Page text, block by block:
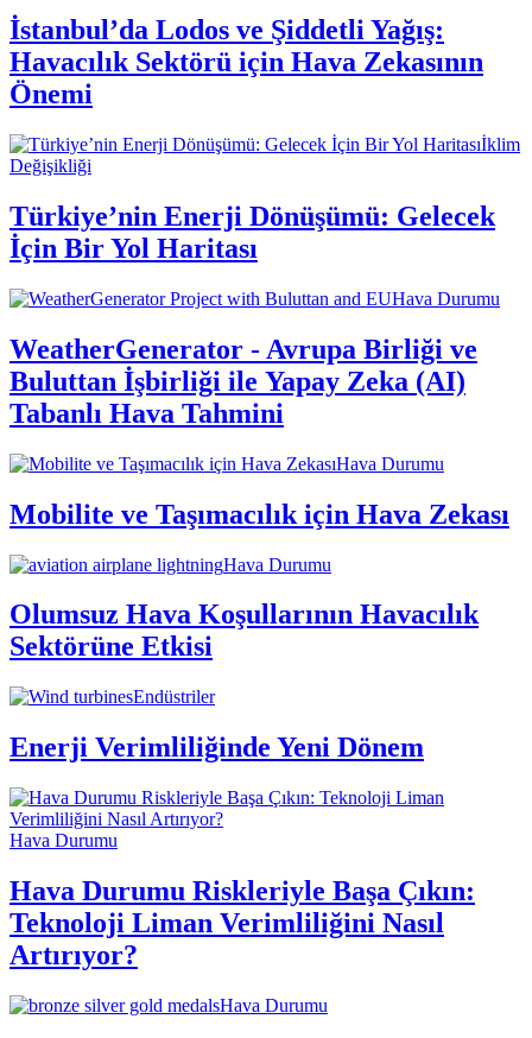
İstanbul’da Lodos ve Şiddetli Yağış:
Havacılık Sektörü için Hava Zekasının
Önemi
İklim
Değişikliği
Türkiye’nin Enerji Dönüşümü: Gelecek
İçin Bir Yol Haritası
Hava Durumu
WeatherGenerator - Avrupa Birliği ve
Buluttan İşbirliği ile Yapay Zeka (AI)
Tabanlı Hava Tahmini
Hava Durumu
Mobilite ve Taşımacılık için Hava Zekası
Hava Durumu
Olumsuz Hava Koşullarının Havacılık
Sektörüne Etkisi
Endüstriler
Enerji Verimliliğinde Yeni Dönem
Hava Durumu
Hava Durumu Riskleriyle Başa Çıkın:
Teknoloji Liman Verimliliğini Nasıl
Artırıyor?
Hava Durumu